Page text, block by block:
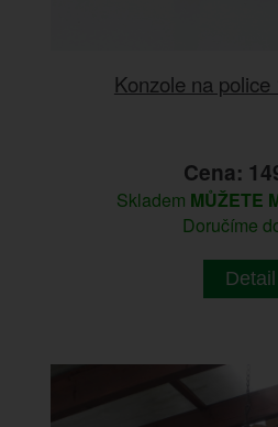
Konzole na
Cena:
Skladem MŮŽETE
Doručíme
Detail